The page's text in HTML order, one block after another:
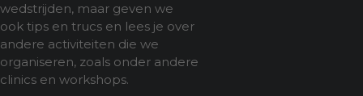
wedstrijden, maar geven we
ook tips en trucs en lees je over
andere activiteiten die we
organiseren, zoals onder andere
clinics en workshops.